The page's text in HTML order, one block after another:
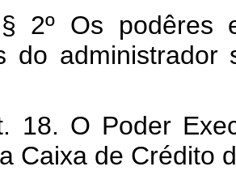
§ 2º Os podêres
do
18. O Poder
Caixa de Crédito